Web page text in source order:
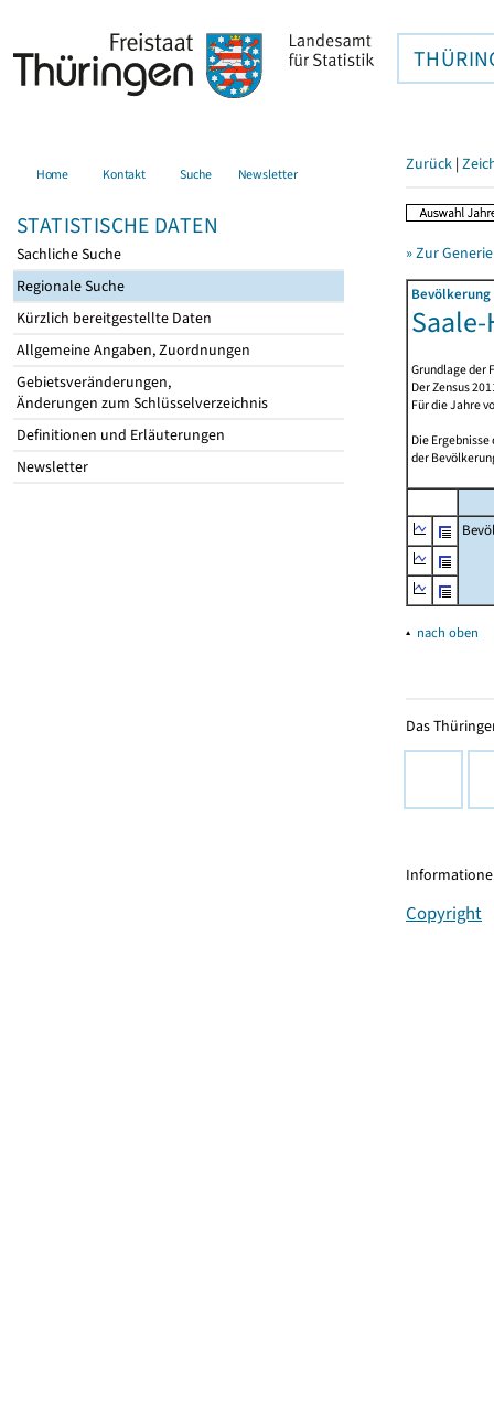
Home Kontakt Suche Newsletter
STATISTISCHE DATEN
Sachliche Suche
Regionale Suche
Kürzlich bereitgestellte Daten
Allgemeine Angaben, Zuordnungen
Gebietsveränderungen,
Änderungen zum Schlüsselverzeichnis
Definitionen und Erläuterungen
Newsletter
Zurück |
» Zur
Grundlage der
Der Zensus
Für die Jahre
Die
der
▴ nach oben
Das
Copyright